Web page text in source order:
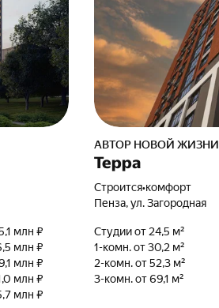
млн ₽
млн ₽
млн ₽
млн ₽
млн ₽
АВТОР НОВОЙ ЖИЗНИ
Терра
Строится•комфорт
Пенза, ул. Загородная
Студии от 24,5 м²
1-комн. от 30,2 м²
2-комн. от 52,3 м²
3-комн. от 69,1 м²